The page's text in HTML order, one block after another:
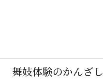
舞妓体験のかんざし